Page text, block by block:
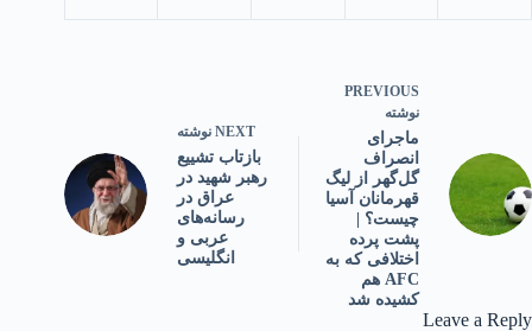
PREVIOUS
نوشته
ماجرای
انصراف
گل‌گهر از لیگ
قهرمانان آسیا
چیست؟ |
پشت پرده
اختلافی که به
AFC هم
کشیده شد
NEXT نوشته
بازتاب تشییع
رهبر شهید در
عراق در
رسانه‌های
عربی و
انگلیسی
Leave a Reply